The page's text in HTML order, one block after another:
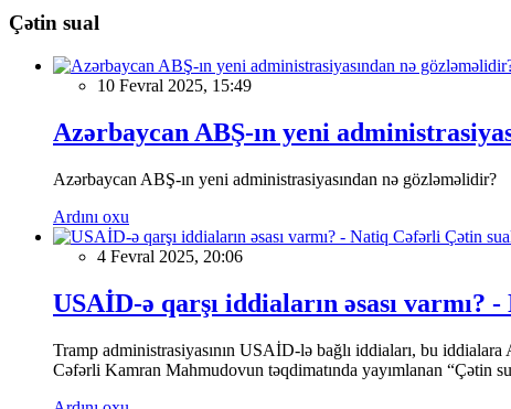
Çətin sual
10 Fevral 2025, 15:49
Azərbaycan ABŞ-ın yeni
Azərbaycan ABŞ-ın yeni administrasiyasından nə gözləməlidir?
Ardını oxu
4 Fevral 2025, 20:06
USAİD-ə qarşı iddiaların əsası
Tramp administrasiyasının USAİD-lə bağlı iddiaları, bu iddialara
Cəfərli Kamran Mahmudovun təqdimatında yayımlanan “Çətin